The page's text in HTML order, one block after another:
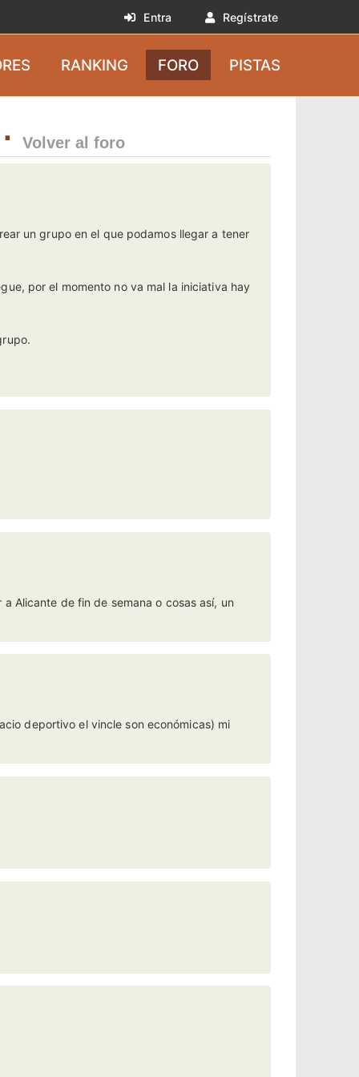
Entra Regístrate
RANKING FORO PISTAS
Volver al foro
un grupo en el que podamos llegar a tener
por el momento no va mal la iniciativa hay
Alicante de fin de semana o cosas así, un
deportivo el vincle son económicas) mi